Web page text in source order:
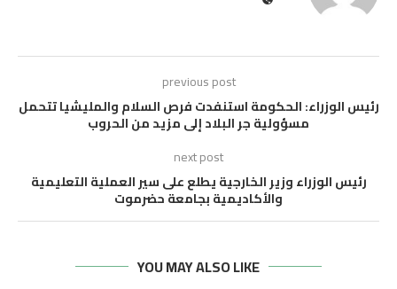
previous post
رئيس الوزراء: الحكومة استنفدت فرص السلام والمليشيا تتحمل
مسؤولية جر البلاد إلى مزيد من الحروب
next post
رئيس الوزراء وزير الخارجية يطلع على سير العملية التعليمية
والأكاديمية بجامعة حضرموت
YOU MAY ALSO LIKE